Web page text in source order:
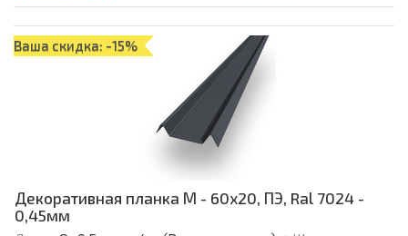
Ваша скидка: -15%
Декоративная планка М - 60х20, ПЭ, Ral 7024 -
0,45мм